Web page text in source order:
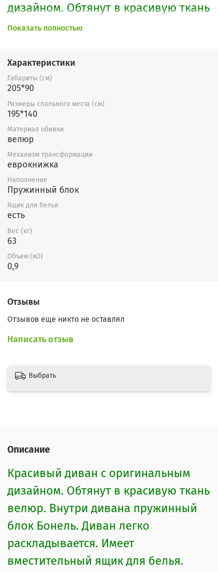
дизайном. Обтянут в красивую ткань
велюр. Внутри дивана пружинный
вместительный ящик для белья.
Подойдет для любых жилых
помещений.
По Вашему желанию возможно
изменение габаритов, расцветки,
добавления второго подлокотника,
формы подлокотников, установки
независимого пружинного блока.
Показать полностью
Характеристики
Габариты (см)
205*90
Размеры спального места (см)
195*140
Материал обивки
велюр
Механизм трансформации
еврокнижка
Наполнение
Пружинный блок
Ящик для белья
есть
Вес (кг)
63
Объем (м3)
0,9
Отзывы
Отзывов еще никто не оставлял
Написать отзыв
Выбрать
Описание
Красивый диван с оригинальным
дизайном. Обтянут в красивую ткань
велюр. Внутри дивана пружинный
блок Бонель. Диван легко
раскладывается. Имеет
вместительный ящик для белья.